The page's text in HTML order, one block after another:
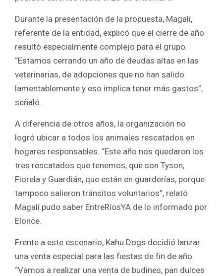
Durante la presentación de la propuesta, Magalí,
referente de la entidad, explicó que el cierre de año
resultó especialmente complejo para el grupo.
“Estamos cerrando un año de deudas altas en las
veterinarias, de adopciones que no han salido
lamentablemente y eso implica tener más gastos”,
señaló.
A diferencia de otros años, la organización no
logró ubicar a todos los animales rescatados en
hogares responsables. “Este año nos quedaron los
tres rescatados que tenemos, que son Tyson,
Fiorela y Guardián, que están en guarderías, porque
tampoco salieron tránsitos voluntarios”, relató
Magalí pudo saber EntreRíosYA de lo informado por
Elonce.
Frente a este escenario, Kahu Dogs decidió lanzar
una venta especial para las fiestas de fin de año.
“Vamos a realizar una venta de budines, pan dulces